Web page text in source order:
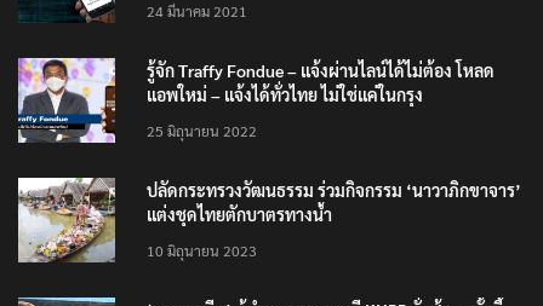
24 มีนาคม 2021
รู้จัก Traffy Fondue – แจ้งผ่านไลน์ได้ไม่ต้อง โหลด
แอพใหม่ – แจ้งได้ทั่วไทย ไม่ใช่แค่ในกรุง
25 มิถุนายน 2022
ปลัดกระทรวงวัฒนธรรม ร่วมกิจกรรม ‘นาวาภิกขาจาร’
แต่งชุดไทยตักบาตรทางน้ำ
10 มิถุนายน 2023